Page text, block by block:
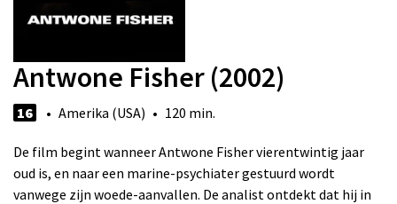
Antwone Fisher (2002)
16 • Amerika (USA) • 120 min.
De film begint wanneer Antwone Fisher vierentwintig jaar
oud is, en naar een marine-psychiater gestuurd wordt
vanwege zijn woede-aanvallen. De analist ontdekt dat hij in